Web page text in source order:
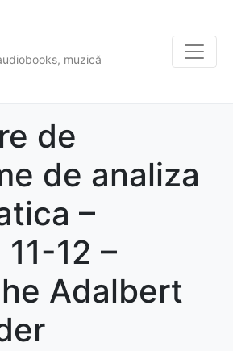
muzică
de
de analiza
–
12 –
Adalbert